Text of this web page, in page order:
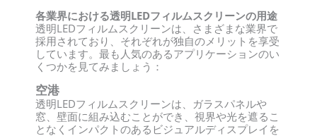
各業界における透明LEDフィルムスクリーンの用途
透明LEDフィルムスクリーンは、さまざまな業界で
採用されており、それぞれが独自のメリットを享受
しています。最も人気のあるアプリケーションのい
くつかを見てみましょう：
空港
透明LEDフィルムスクリーンは、ガラスパネルや
窓、壁面に組み込むことができ、視界や光を遮るこ
となくインパクトのあるビジュアルディスプレイを